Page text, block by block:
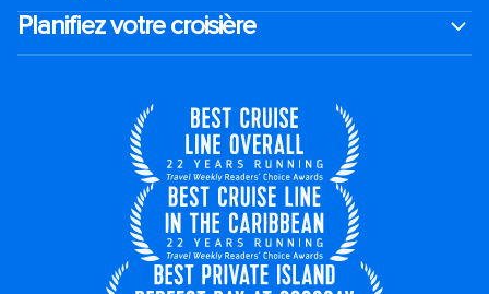
Planifiez votre croisière